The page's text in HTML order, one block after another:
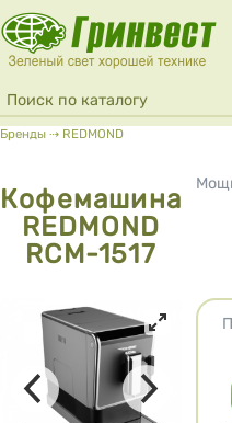
Перейти к основному
Форма поиска
Поиск
Вы здесь
Бренды ⇢ REDMOND
Кофемашина
REDMOND
RCM-1517